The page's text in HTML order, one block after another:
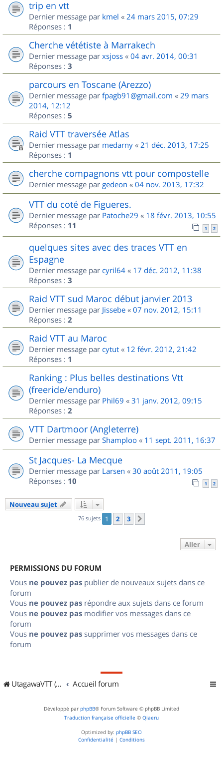
trip en vtt
Dernier message par kmel « 24 mars 2015, 07:29
Réponses : 1
Cherche vététiste à Marrakech
Dernier message par xsjoss « 04 avr. 2014, 00:31
Réponses : 3
parcours en Toscane (Arezzo)
Dernier message par fpagb91@gmail.com « 29 mars
2014, 12:12
Réponses : 5
Raid VTT traversée Atlas
Dernier message par medarny « 21 déc. 2013, 17:25
Réponses : 1
cherche compagnons vtt pour compostelle
Dernier message par gedeon « 04 nov. 2013, 17:32
VTT du coté de Figueres.
Dernier message par Patoche29 « 18 févr. 2013, 10:55
Réponses : 11 1 2
quelques sites avec des traces VTT en
Espagne
Dernier message par cyril64 « 17 déc. 2012, 11:38
Réponses : 3
Raid VTT sud Maroc début janvier 2013
Dernier message par Jissebe « 07 nov. 2012, 15:11
Réponses : 2
Raid VTT au Maroc
Dernier message par cytut « 12 févr. 2012, 21:42
Réponses : 1
Ranking : Plus belles destinations Vtt
(freeride/enduro)
Dernier message par Phil69 « 31 janv. 2012, 09:15
Réponses : 2
VTT Dartmoor (Angleterre)
Dernier message par Shamploo « 11 sept. 2011, 16:37
St Jacques- La Mecque
Dernier message par Larsen « 30 août 2011, 19:05
Réponses : 10 1 2
Nouveau sujet
76 sujets 1 2 3
Aller
PERMISSIONS DU FORUM
Vous ne pouvez pas publier de nouveaux sujets dans ce
forum
Vous ne pouvez pas répondre aux sujets dans ce forum
Vous ne pouvez pas modifier vos messages dans ce
forum
Vous ne pouvez pas supprimer vos messages dans ce
forum
UtagawaVTT (Randos VTT et VTTAE avec traces GPS) Accueil forum
Développé par phpBB® Forum Software © phpBB Limited
Traduction française officielle © Qiaeru
Optimized by: phpBB SEO
Confidentialité | Conditions